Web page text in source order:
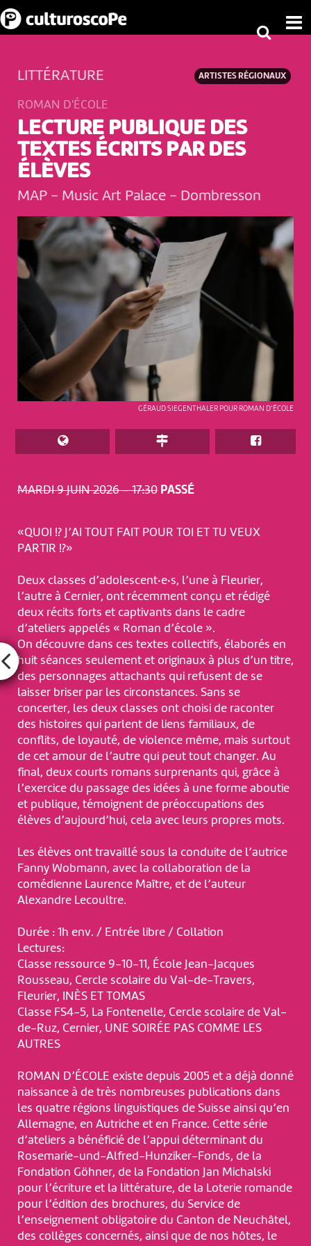
MARDI 9 JUIN 2026 – 17:30 PASSÉ
GÉRAUD SIEGENTHALER POUR ROMAN D’ÉCOLE
ARTISTES RÉGIONAUX
LITTÉRATURE
ROMAN D'ÉCOLE
LECTURE PUBLIQUE DES
TEXTES ÉCRITS PAR DES
ÉLÈVES
MAP - Music Art Palace - Dombresson
«QUOI !? J’AI TOUT FAIT POUR TOI ET TU VEUX
PARTIR !?»
Deux classes d’adolescent·e·s, l’une à Fleurier,
l’autre à Cernier, ont récemment conçu et rédigé
deux récits forts et captivants dans le cadre
d’ateliers appelés « Roman d’école ».
On découvre dans ces textes collectifs, élaborés en
huit séances seulement et originaux à plus d’un titre,
des personnages attachants qui refusent de se
laisser briser par les circonstances. Sans se
concerter, les deux classes ont choisi de raconter
des histoires qui parlent de liens familiaux, de
conflits, de loyauté, de violence même, mais surtout
de cet amour de l’autre qui peut tout changer. Au
final, deux courts romans surprenants qui, grâce à
l’exercice du passage des idées à une forme aboutie
et publique, témoignent de préoccupations des
élèves d’aujourd’hui, cela avec leurs propres mots.
Les élèves ont travaillé sous la conduite de l’autrice
Fanny Wobmann, avec la collaboration de la
comédienne Laurence Maître, et de l’auteur
Alexandre Lecoultre.
Durée : 1h env. / Entrée libre / Collation
Lectures:
Classe ressource 9-10-11, École Jean-Jacques
Rousseau, Cercle scolaire du Val-de-Travers,
Fleurier, INÈS ET TOMAS
Classe FS4-5, La Fontenelle, Cercle scolaire de Val-
de-Ruz, Cernier, UNE SOIRÉE PAS COMME LES
AUTRES
ROMAN D’ÉCOLE existe depuis 2005 et a déjà donné
naissance à de très nombreuses publications dans
les quatre régions linguistiques de Suisse ainsi qu’en
Allemagne, en Autriche et en France. Cette série
d’ateliers a bénéficié de l’appui déterminant du
Rosemarie-und-Alfred-Hunziker-Fonds, de la
Fondation Göhner, de la Fondation Jan Michalski
pour l’écriture et la littérature, de la Loterie romande
pour l’édition des brochures, du Service de
l’enseignement obligatoire du Canton de Neuchâtel,
des collèges concernés, ainsi que de nos hôtes, le